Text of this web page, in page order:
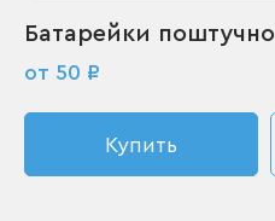
Батарейки поштучно
от 50 ₽
Купить